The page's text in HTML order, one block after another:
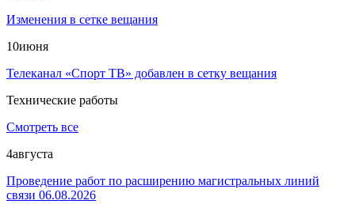
Изменения в сетке вещания
10июня
Телеканал «Спорт ТВ» добавлен в сетку вещания
Технические работы
Смотреть все
4августа
Проведение работ по расширению магистральных линий
связи 06.08.2026